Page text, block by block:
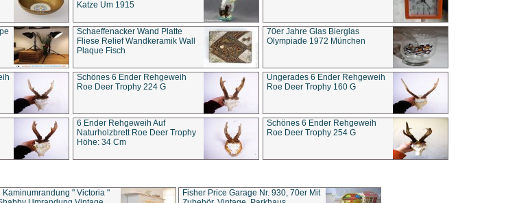
Katze Um 1915
Schaeffenacker Wand Platte
Fliese Relief Wandkeramik Wall
Plaque Fisch
70er Jahre Glas Bierglas
Olympiade 1972 München
Schönes 6 Ender Rehgeweih
Roe Deer Trophy 224 G
Ungerades 6 Ender Rehgeweih
Roe Deer Trophy 160 G
6 Ender Rehgeweih Auf
Naturholzbrett Roe Deer Trophy
Höhe: 34 Cm
Schönes 6 Ender Rehgeweih
Roe Deer Trophy 254 G
Kaminumrandung " Victoria "
Fisher Price Garage Nr. 930, 70er Mit